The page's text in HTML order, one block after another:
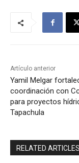
Artículo anterior
Yamil Melgar
coordinación con
para proyectos
Tapachula
RELATED ARTICLES